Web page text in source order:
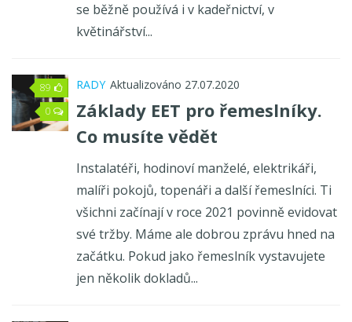
se běžně používá i v kadeřnictví, v
květinářství...
89
0
RADY Aktualizováno 27.07.2020
Základy EET pro řemeslníky.
Co musíte vědět
Instalatéři, hodinoví manželé, elektrikáři,
malíři pokojů, topenáři a další řemeslníci. Ti
všichni začínají v roce 2021 povinně evidovat
své tržby. Máme ale dobrou zprávu hned na
začátku. Pokud jako řemeslník vystavujete
jen několik dokladů...